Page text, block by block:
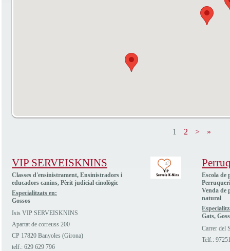
1 2 > »
VIP SERVEISKNINS
Classes d'ensinistrament, Ensinistradors i
educadors canins, Pèrit judicial cinològic
Especialitzats en:
Gossos
Isis VIP SERVEISKNINS
Apartat de correuss 200
CP 17820 Banyoles (Girona)
telf.: 629 629 796
Escola de
Venda de
natural
Gats,
Carrer del
Telf.: